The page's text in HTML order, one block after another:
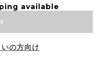
available
の方向け